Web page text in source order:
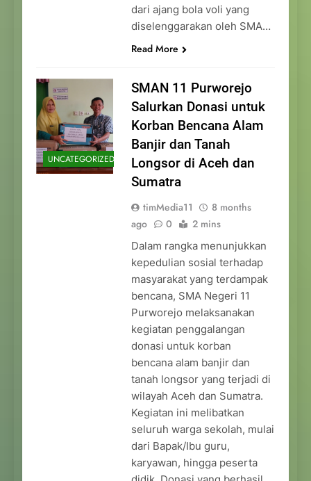
dari ajang bola voli yang
diselenggarakan oleh SMA…
Read More
UNCATEGORIZED
SMAN 11 Purworejo
Salurkan Donasi untuk
Korban Bencana Alam
Banjir dan Tanah
Longsor di Aceh dan
Sumatra
timMedia11
8 months
ago
0 2 mins
Dalam rangka menunjukkan
kepedulian sosial terhadap
masyarakat yang terdampak
bencana, SMA Negeri 11
Purworejo melaksanakan
kegiatan penggalangan
donasi untuk korban
bencana alam banjir dan
tanah longsor yang terjadi di
wilayah Aceh dan Sumatra.
Kegiatan ini melibatkan
seluruh warga sekolah, mulai
dari Bapak/Ibu guru,
karyawan, hingga peserta